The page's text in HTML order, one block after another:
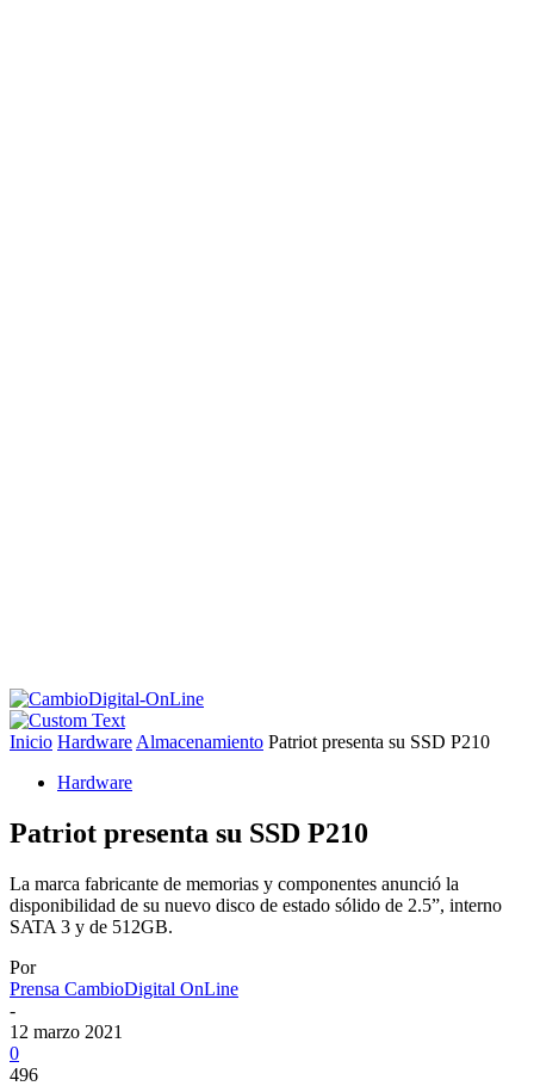
Inicio Hardware Almacenamiento Patriot presenta su SSD P210
Hardware
Patriot presenta su SSD P210
La marca fabricante de memorias y componentes anunció la
disponibilidad de su nuevo disco de estado sólido de 2.5”, interno
SATA 3 y de 512GB.
Por
Prensa CambioDigital OnLine
-
12 marzo 2021
0
496